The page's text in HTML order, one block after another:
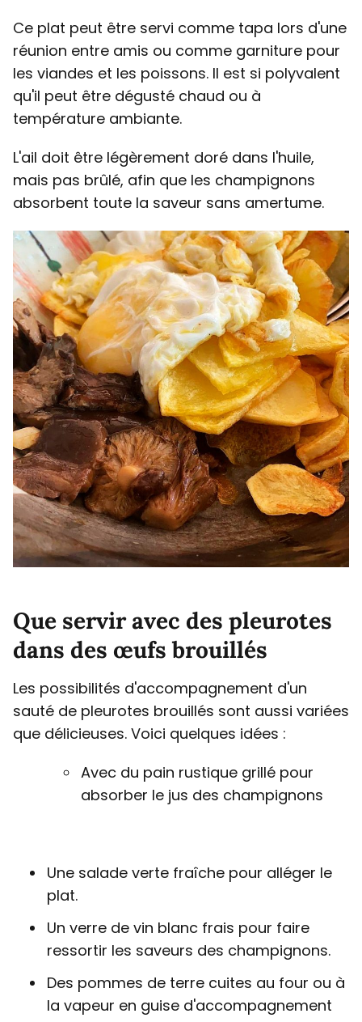
Ce plat peut être servi comme tapa lors d'une
réunion entre amis ou comme garniture pour
les viandes et les poissons. Il est si polyvalent
qu'il peut être dégusté chaud ou à
température ambiante.
L'ail doit être légèrement doré dans l'huile,
mais pas brûlé, afin que les champignons
absorbent toute la saveur sans amertume.
Que servir avec des pleurotes
dans des œufs brouillés
Les possibilités d'accompagnement d'un
sauté de pleurotes brouillés sont aussi variées
que délicieuses. Voici quelques idées :
Avec du pain rustique grillé pour
absorber le jus des champignons
Une salade verte fraîche pour alléger le
plat.
Un verre de vin blanc frais pour faire
ressortir les saveurs des champignons.
Des pommes de terre cuites au four ou à
la vapeur en guise d'accompagnement